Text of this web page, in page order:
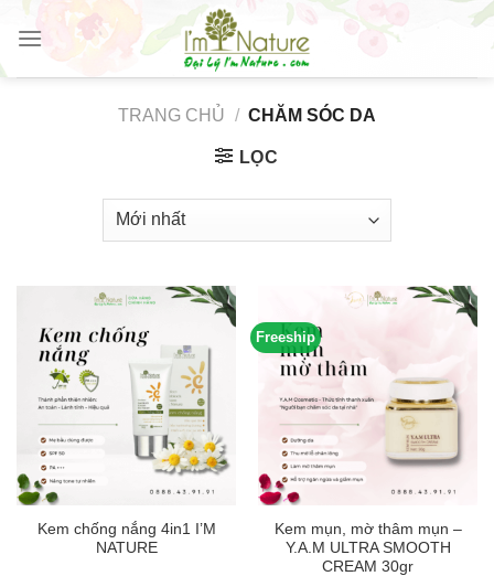
Skip
content
TRANG CHỦ / CHĂM SÓC DA
LỌC
Kem chống nắng 4in1 I’M
NATURE
Freeship
Kem mụn, mờ thâm mụn –
Y.A.M ULTRA SMOOTH
CREAM 30gr